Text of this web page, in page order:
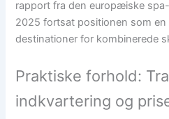
rapport fra den europæiske
2025 fortsat positionen som
destinationer for kombinerede
Praktiske forhold:
indkvartering og